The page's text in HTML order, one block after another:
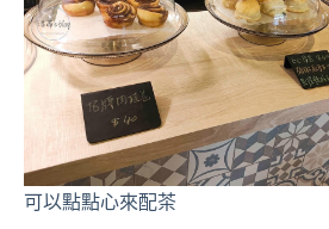
可以點點心來配茶